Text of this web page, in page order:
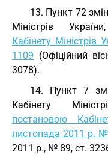
13. Пункт 72
Міністрів
Кабінету
1109 (Офіційний
3078).
14. Пункт 7
Кабінету
постановою
листопада 2011 р.
2011 р., № 89, ст.